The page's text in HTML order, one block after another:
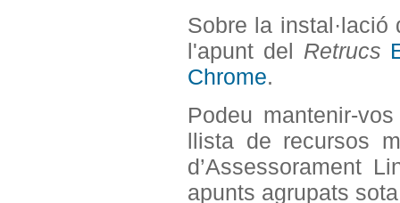
Sobre la
l'apunt del Retrucs
Chrome.
Podeu mantenir-
llista de recursos
d’Assessorament
apunts agrupats